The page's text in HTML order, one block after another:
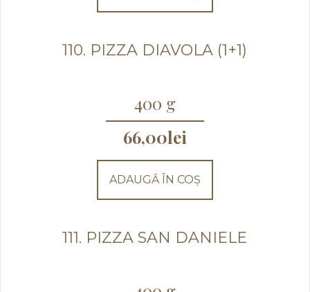
110. PIZZA DIAVOLA (1+1)
400 g
66,00lei
ADAUGĂ ÎN COȘ
111. PIZZA SAN DANIELE